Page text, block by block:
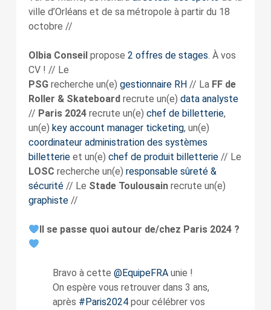
ville d’Orléans et de sa métropole à partir du 18
octobre //
Olbia Conseilpropose 2 offres de stages. À vos
CV ! // Le
PSG recherche un(e) gestionnaire RH// La FF de
Roller & Skateboardrecrute un(e) data analyste
// Paris 2024recrute un(e) chef de billetterie,
un(e) key account manager ticketing, un(e)
coordinateur administration des systèmes
billetterieet un(e) chef de produit billetterie// Le
LOSC recherche un(e) responsable sûreté &
sécurité// Le Stade Toulousain recrute un(e)
graphiste//
Il se passe quoi autour de/chez Paris 2024 ?
Bravo à cette @EquipeFRAunie !
On espère vous retrouver dans 3 ans,
après #Paris2024pour célébrer vos